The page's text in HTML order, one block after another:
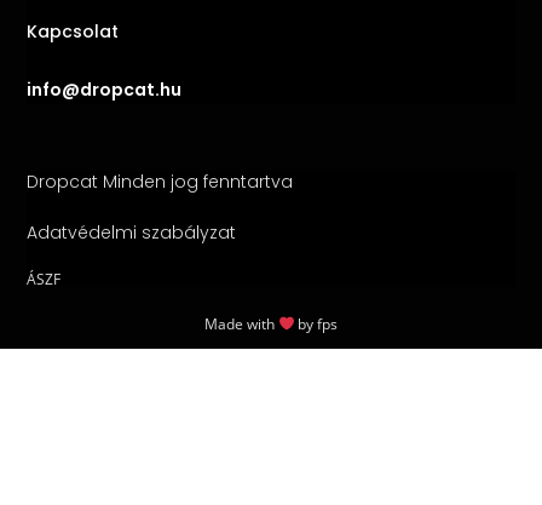
Kapcsolat
info@dropcat.hu
Dropcat Minden jog fenntartva
Adatvédelmi szabályzat
ÁSZF
Made with byfps